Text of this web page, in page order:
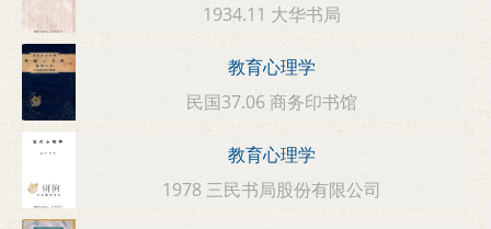
1934.11 大华书局
教育心理学
民国37.06 商务印书馆
教育心理学
1978 三民书局股份有限公司